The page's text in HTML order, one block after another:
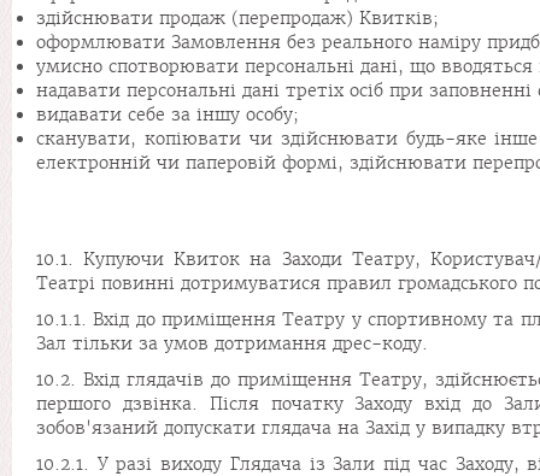
здійснювати продаж (перепродаж) Квитків;
оформлювати Замовлення без реального наміру
умисно спотворювати персональні дані, що
надавати персональні дані третіх осіб при
видавати себе за іншу особу;
сканувати, копіювати чи здійснювати будь-яке
електронній чи паперовій формі, здійснювати
10.1. Купуючи Квиток на Заходи Театру,
Театрі повинні дотримуватися правил громадського
10.1.1. Вхід до приміщення Театру у спортивному
Зал тільки за умов дотримання дрес-коду.
10.2. Вхід глядачів до приміщення Театру,
першого дзвінка. Після початку Заходу вхід до
зобов'язаний допускати глядача на Захід у випадку
10.2.1. У разі виходу Глядача із Зали під час